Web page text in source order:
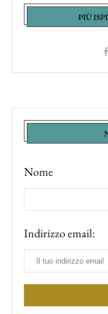
PIÙ
Nome
Indirizzo email: